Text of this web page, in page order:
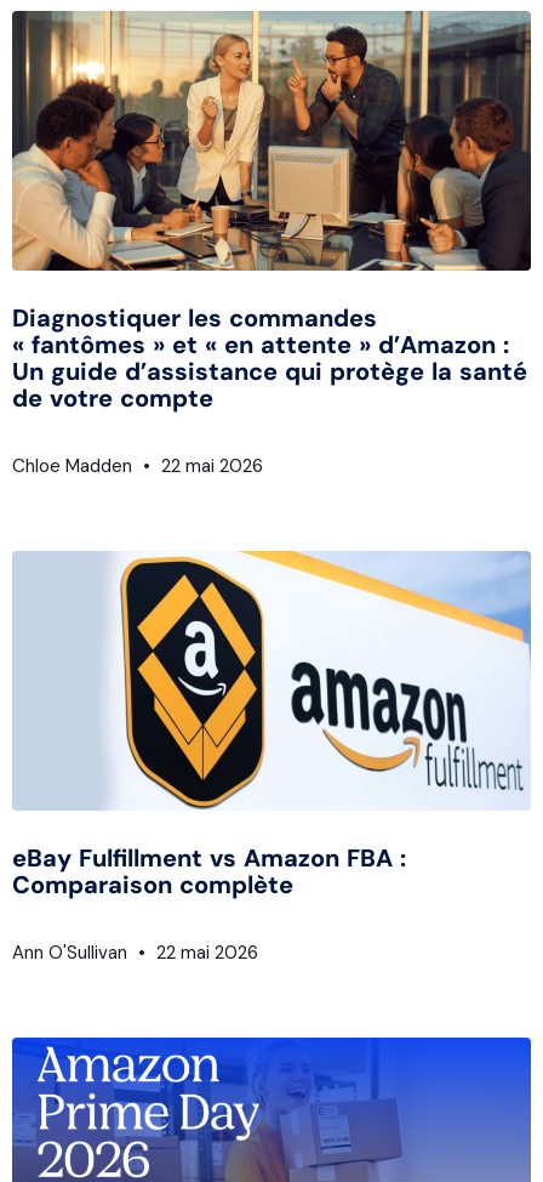
Diagnostiquer les commandes
« fantômes » et « en attente » d’Amazon :
Un guide d’assistance qui protège la santé
de votre compte
Chloe Madden 22 mai 2026
eBay Fulfillment vs Amazon FBA :
Comparaison complète
Ann O'Sullivan 22 mai 2026